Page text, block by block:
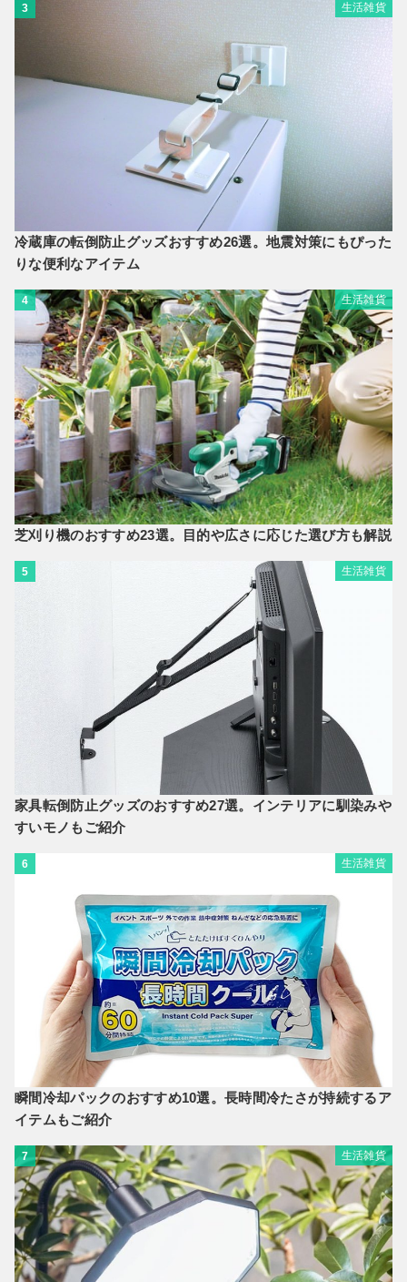
3 生活雑貨
冷蔵庫の転倒防止グッズおすすめ26選。地震対策にもぴった
りな便利なアイテム
4 生活雑貨
芝刈り機のおすすめ23選。目的や広さに応じた選び方も解説
5 生活雑貨
家具転倒防止グッズのおすすめ27選。インテリアに馴染みや
すいモノもご紹介
6 生活雑貨
瞬間冷却パックのおすすめ10選。長時間冷たさが持続するア
イテムもご紹介
7 生活雑貨